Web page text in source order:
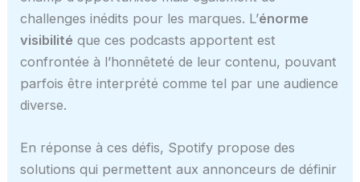
challenges inédits pour les marques. L’énorme
visibilité que ces podcasts apportent est
confrontée à l’honnêteté de leur contenu, pouvant
parfois être interprété comme tel par une audience
diverse.
En réponse à ces défis, Spotify propose des
solutions qui permettent aux annonceurs de définir